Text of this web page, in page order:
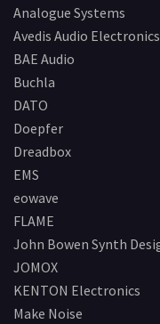
Analogue Systems
Avedis Audio Electronics
BAE Audio
Buchla
DATO
Doepfer
Dreadbox
EMS
eowave
FLAME
John Bowen Synth
JOMOX
KENTON Electronics
Make Noise